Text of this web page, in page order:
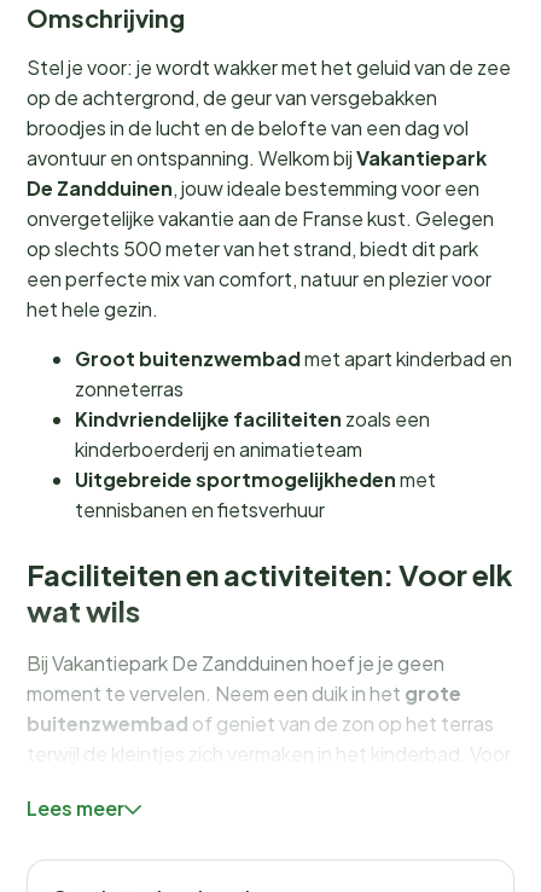
Omschrijving
Stel je voor: je wordt wakker met het geluid van de zee
op de achtergrond, de geur van versgebakken
broodjes in de lucht en de belofte van een dag vol
avontuur en ontspanning. Welkom bijVakantiepark
De Zandduinen, jouw ideale bestemming voor een
onvergetelijke vakantie aan de Franse kust. Gelegen
op slechts 500 meter van het strand, biedt dit park
een perfecte mix van comfort, natuur en plezier voor
het hele gezin.
Groot buitenzwembadmet apart kinderbad en
zonneterras
Kindvriendelijke faciliteiten zoals een
kinderboerderij en animatieteam
Uitgebreide sportmogelijkhedenmet
tennisbanen en fietsverhuur
Faciliteiten en activiteiten: Voor elk
wat wils
Bij Vakantiepark De Zandduinen hoef je je geen
moment te vervelen. Neem een duik in het grote
buitenzwembad of geniet van de zon op het terras
terwijl de kleintjes zich vermaken in het kinderbad. Voor
minigolfbaan
Kinderen kunnen hun hart ophalen bij de
Lees meer